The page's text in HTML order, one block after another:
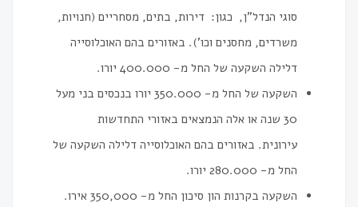
סוגי הנדל"ן, כגון: דירות, בתים, מסחריים (חנויות,
משרדים, מחסנים וכו'). באזורים בהם האוכלוסייה
דלילה השקעה של החל מ- 400.000 יורו.
השקעה של החל מ- 350.000 יורו בנכסים בני מעל
30 שנה או אלה הנמצאים באזורי התחדשות
עירונית. באזורים בהם האוכלוסייה דלילה השקעה של
החל מ- 280.000 יורו.
השקעה בקרנות הון סיכון החל מ- 350,000 אירו.